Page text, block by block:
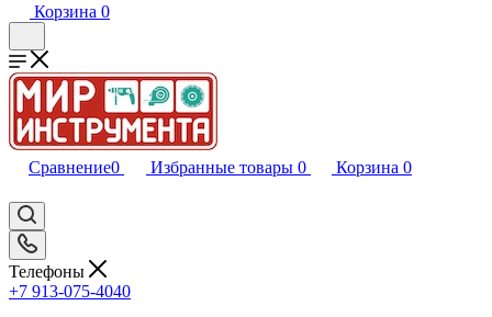
Корзина 0
Сравнение0 Избранные товары 0 Корзина 0
Телефоны
+7 913-075-4040